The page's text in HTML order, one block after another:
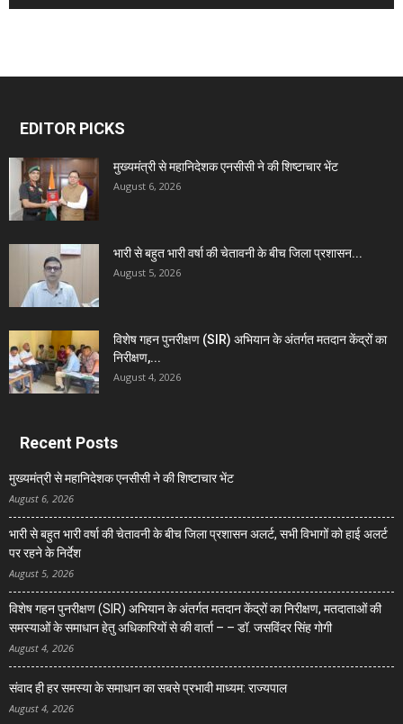
EDITOR PICKS
मुख्यमंत्री से महानिदेशक एनसीसी ने की शिष्टाचार भेंट
August 6, 2026
भारी से बहुत भारी वर्षा की चेतावनी के बीच जिला प्रशासन...
August 5, 2026
विशेष गहन पुनरीक्षण (SIR) अभियान के अंतर्गत मतदान केंद्रों का
निरीक्षण,...
August 4, 2026
Recent Posts
मुख्यमंत्री से महानिदेशक एनसीसी ने की शिष्टाचार भेंट
August 6, 2026
भारी से बहुत भारी वर्षा की चेतावनी के बीच जिला प्रशासन अलर्ट, सभी विभागों को हाई अलर्ट
पर रहने के निर्देश
August 5, 2026
विशेष गहन पुनरीक्षण (SIR) अभियान के अंतर्गत मतदान केंद्रों का निरीक्षण, मतदाताओं की
समस्याओं के समाधान हेतु अधिकारियों से की वार्ता – – डॉ. जसविंदर सिंह गोगी
August 4, 2026
संवाद ही हर समस्या के समाधान का सबसे प्रभावी माध्यम: राज्यपाल
August 4, 2026